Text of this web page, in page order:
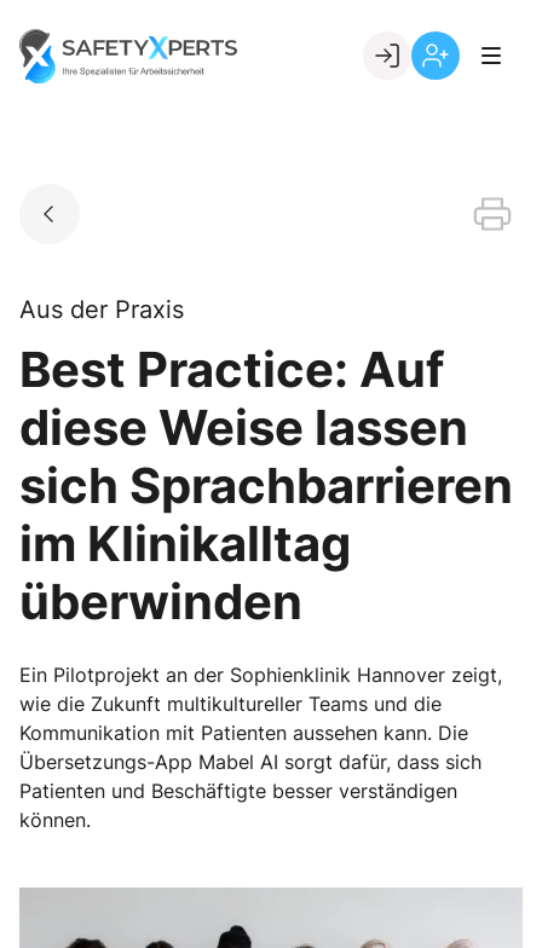
content
Go to landing page.
Aus der Praxis
Best Practice: Auf
diese Weise lassen
sich Sprachbarrieren
im Klinikalltag
überwinden
Ein Pilotprojekt an der Sophienklinik Hannover zeigt,
wie die Zukunft multikultureller Teams und die
Kommunikation mit Patienten aussehen kann. Die
Übersetzungs-App Mabel AI sorgt dafür, dass sich
Patienten und Beschäftigte besser verständigen
können.